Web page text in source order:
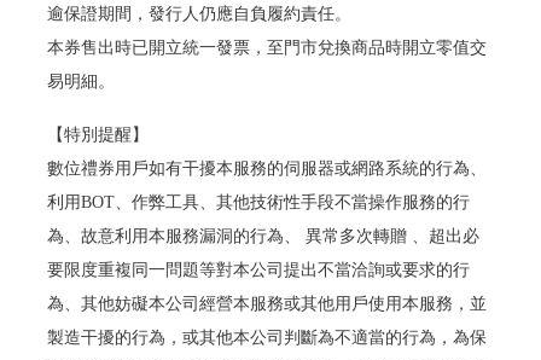
逾保證期間，發行人仍應自負履約責任。
本券售出時已開立統一發票，至門市兌換商品時開立零值交
易明細。
【特別提醒】
數位禮券用戶如有干擾本服務的伺服器或網路系統的行為、
利用BOT、作弊工具、其他技術性手段不當操作服務的行
為、故意利用本服務漏洞的行為、 異常多次轉贈 、超出必
要限度重複同一問題等對本公司提出不當洽詢或要求的行
為、其他妨礙本公司經營本服務或其他用戶使用本服務，並
製造干擾的行為，或其他本公司判斷為不適當的行為，為保